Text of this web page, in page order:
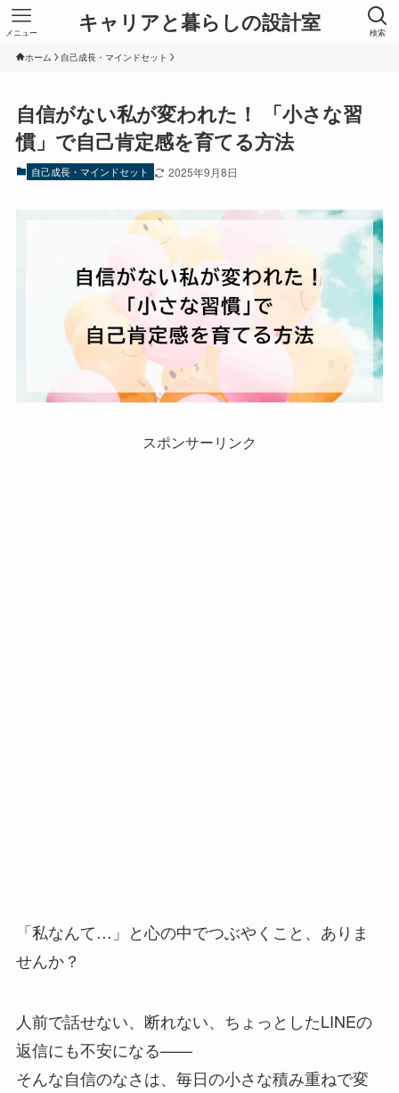
キャリアと暮らしの設計室 検索
メニュー
ホーム 自己成長・マインドセット
自信がない私が変われた！ 「小さな習
慣」で自己肯定感を育てる方法
自己成長・マインドセット 2025年9月8日
スポンサーリンク
「私なんて…」と心の中でつぶやくこと、ありま
せんか？
人前で話せない、断れない、ちょっとしたLINEの
返信にも不安になる——
そんな自信のなさは、毎日の小さな積み重ねで変